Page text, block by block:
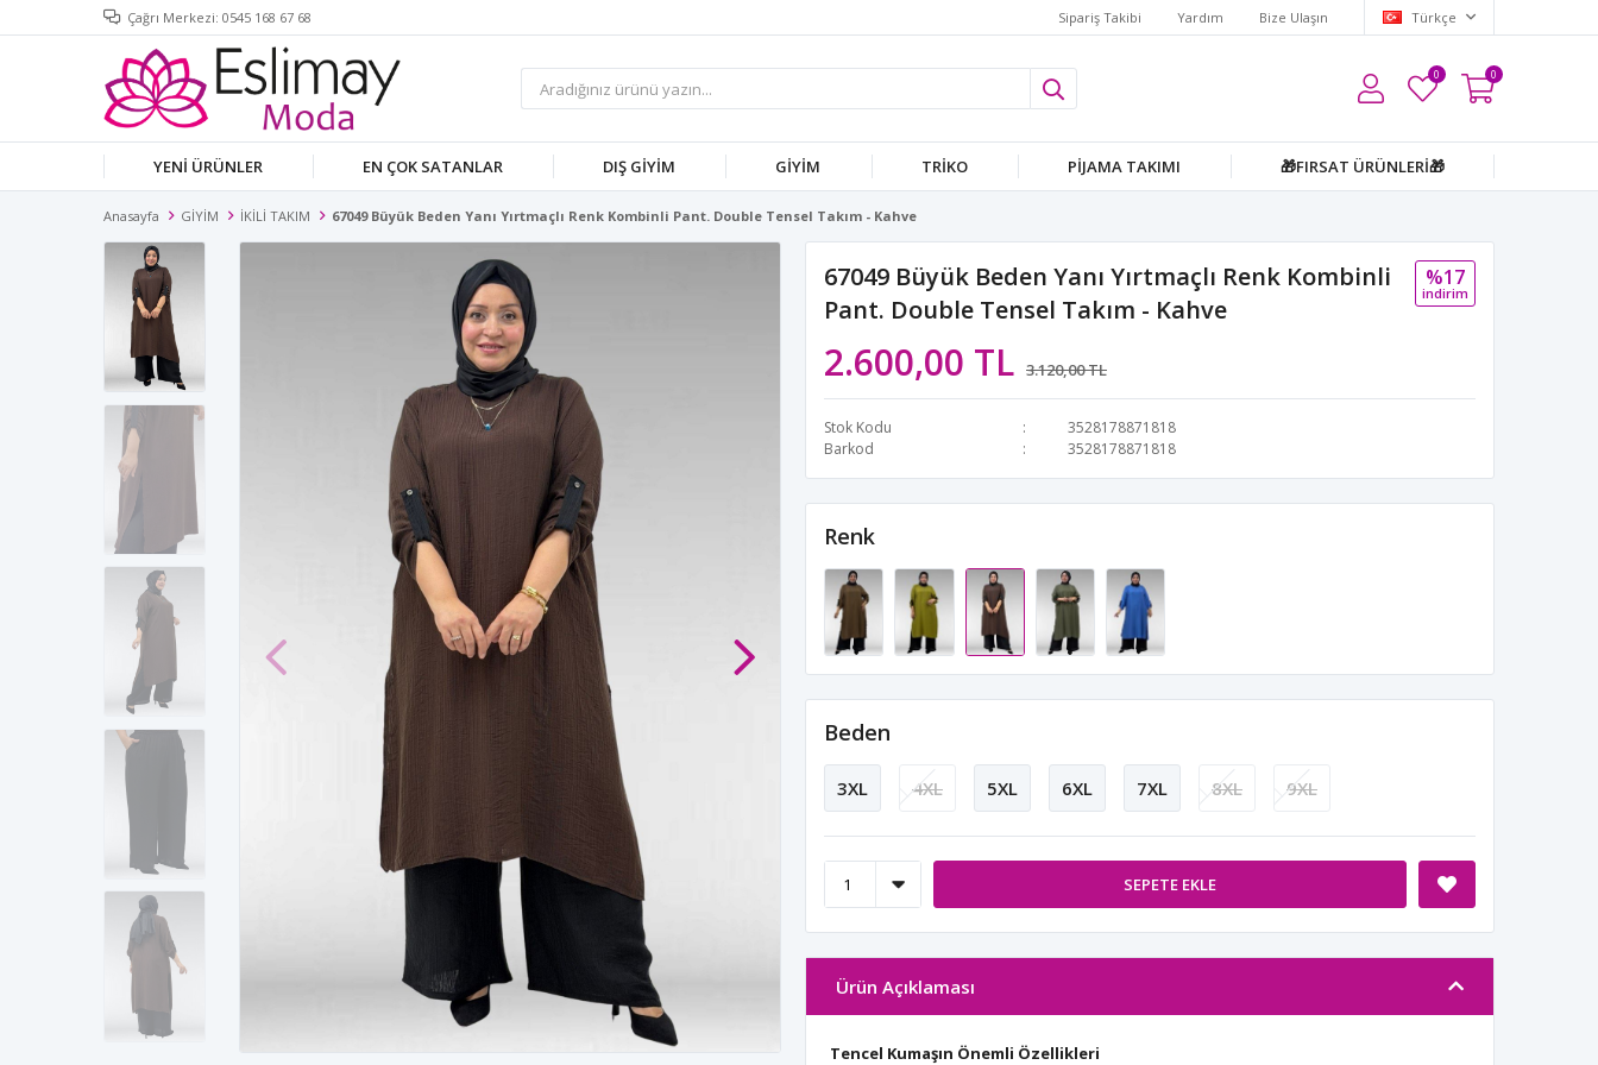
Çağrı Merkezi: 0545 168 67 68 Sipariş Takibi Yardım Bize Ulaşın Türkçe
0 0
YENİ ÜRÜNLER EN ÇOK SATANLAR DIŞ GİYİM GİYİM TRİKO PİJAMA TAKIMI 🎁FIRSAT ÜRÜNLERİ🎁
Anasayfa GİYİM İKİLİ TAKIM 67049 Büyük Beden Yanı Yırtmaçlı Renk Kombinli Pant. Double Tensel Takım - Kahve
67049 Büyük Beden Yanı Yırtmaçlı Renk Kombinli
Pant. Double Tensel Takım - Kahve
2.600,00 TL 3.120,00 TL
%17
i̇ndi̇ri̇m
Stok Kodu
3528178871818
Barkod
3528178871818
Renk
Beden
3XL 4XL 5XL 6XL 7XL 8XL 9XL
SEPETE EKLE
Ürün Açıklaması
Tencel Kumaşın Önemli Özellikleri